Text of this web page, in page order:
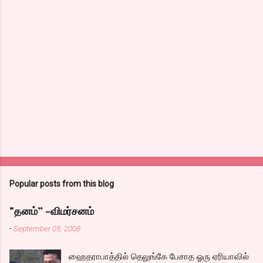
Popular posts from this blog
"தனம்” -விமர்சனம்
-September 05, 2008
ஹைதராபாத்தில் தெலுங்கே பேசாத ஓரு ஏரியாவில்